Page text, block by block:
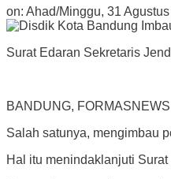
on: Ahad/Minggu, 31
Surat Edaran Sekretaris
BANDUNG,
Salah satunya, mengimbau
Hal itu menindaklanjuti